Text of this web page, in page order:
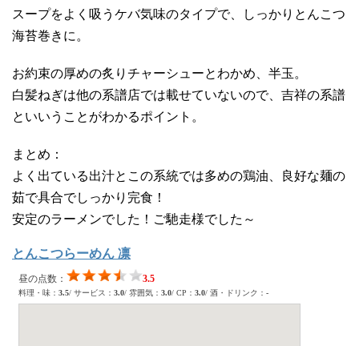
スープをよく吸うケバ気味のタイプで、しっかりとんこつ
海苔巻きに。
お約束の厚めの炙りチャーシューとわかめ、半玉。
白髪ねぎは他の系譜店では載せていないので、吉祥の系譜
といいうことがわかるポイント。
まとめ：
よく出ている出汁とこの系統では多めの鶏油、良好な麺の
茹で具合でしっかり完食！
安定のラーメンでした！ご馳走様でした～
とんこつらーめん 凛